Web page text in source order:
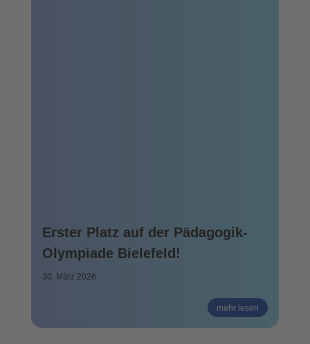
Erster Platz auf der Pädagogik-
Olympiade Bielefeld!
30. März 2026
mehr lesen